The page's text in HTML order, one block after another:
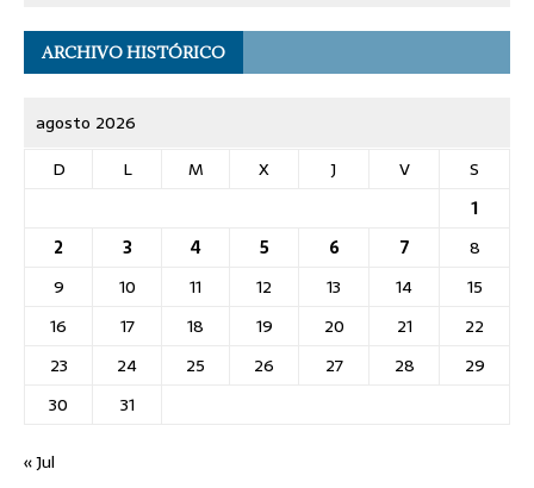
ARCHIVO HISTÓRICO
agosto 2026
D
L M X J V
S
1
2
3 4 5 6 7
8
9
10 11 12 13 14
15
16
17 18 19 20 21
22
23
24 25 26 27 28
29
30
31
« Jul